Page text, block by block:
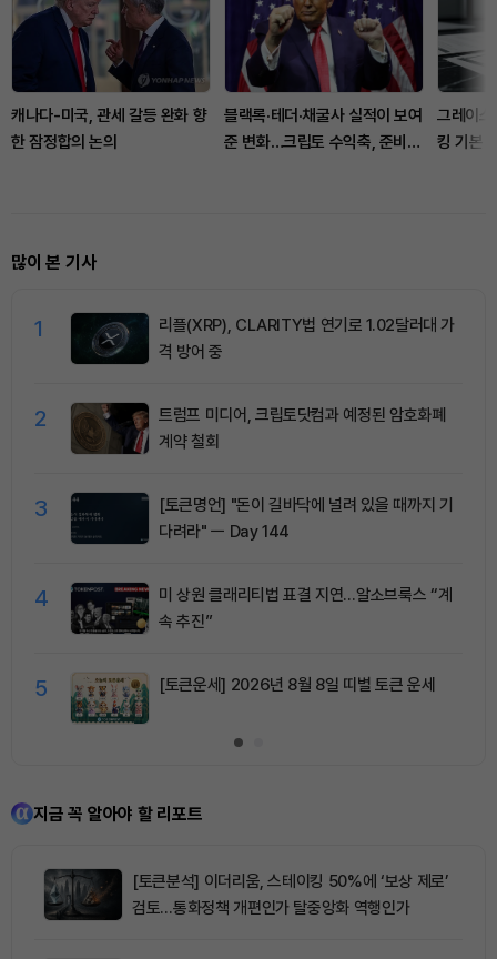
캐나다-미국, 관세 갈등 완화 향
한 잠정합의 논의
블랙록·테더·채굴사 실적이 보여
준 변화…크립토 수익축, 준비금
그레이
킹 기본
많이 본 기사
1
리플(XRP), CLARITY법 연기로 1.02달러대 가
격 방어 중
2
트럼프 미디어, 크립토닷컴과 예정된 암호화폐
계약 철회
3
[토큰명언] "돈이 길바닥에 널려 있을 때까지 기
다려라" ㅡ Day 144
4
미 상원 클래리티법 표결 지연…알소브룩스 “계
속 추진”
5 [토큰운세] 2026년 8월 8일 띠별 토큰 운세
지금 꼭 알아야 할 리포트
[토큰분석] 이더리움, 스테이킹 50%에 ‘보상 제로’
검토…통화정책 개편인가 탈중앙화 역행인가